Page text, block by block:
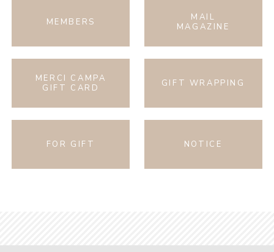
MEMBERS
MAIL
MAGAZINE
MERCI CAMPA
GIFT CARD
GIFT WRAPPING
FOR GIFT NOTICE